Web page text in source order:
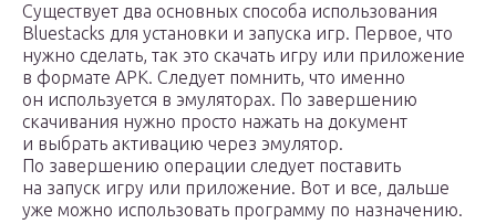
Существует два основных способа использования
Bluestacks для установки и запуска игр. Первое, что
нужно сделать, так это скачать игру или приложение
в формате APK. Следует помнить, что именно
он используется в эмуляторах. По завершению
скачивания нужно просто нажать на документ
и выбрать активацию через эмулятор.
По завершению операции следует поставить
на запуск игру или приложение. Вот и все, дальше
уже можно использовать программу по назначению.